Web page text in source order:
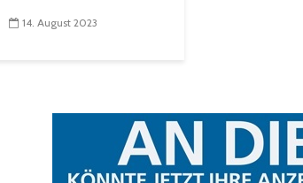
14. August 2023